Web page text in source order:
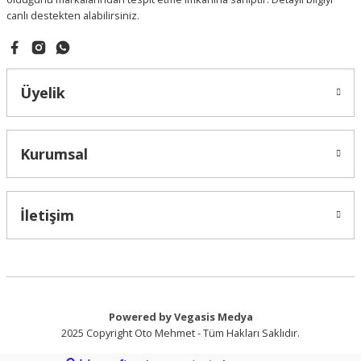
canlı destekten alabilirsiniz.
Üyelik
Kurumsal
İletişim
Powered by Vegasis Medya
2025 Copyright Oto Mehmet - Tüm Hakları Saklıdır.